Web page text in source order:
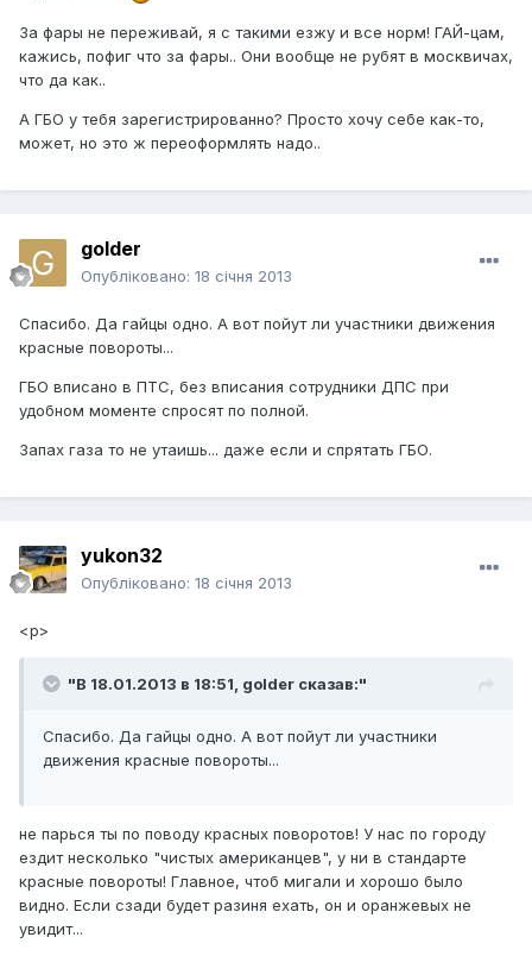
За фары не переживай, я с такими езжу и все норм! ГАЙ-цам,
кажись, пофиг что за фары.. Они вообще не рубят в москвичах,
что да как..
А ГБО у тебя зарегистрированно? Просто хочу себе как-то,
может, но это ж переоформлять надо..
golder
Опубліковано: 18 січня 2013
Спасибо. Да гайцы одно. А вот пойут ли участники движения
красные повороты...
ГБО вписано в ПТС, без вписания сотрудники ДПС при
удобном моменте спросят по полной.
Запах газа то не утаишь... даже если и спрятать ГБО.
yukon32
Опубліковано: 18 січня 2013
<p>
"В 18.01.2013 в 18:51, golder сказав:"
Спасибо. Да гайцы одно. А вот пойут ли участники
движения красные повороты...
не парься ты по поводу красных поворотов! У нас по городу
ездит несколько "чистых американцев", у ни в стандарте
красные повороты! Главное, чтоб мигали и хорошо было
видно. Если сзади будет разиня ехать, он и оранжевых не
увидит...